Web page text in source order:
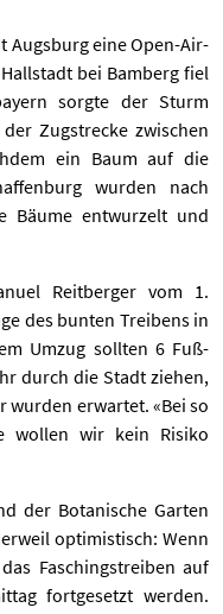
Augsburg eine Open-Air-
bei Bamberg fiel
sorgte der Sturm
Zugstrecke zwischen
ein Baum auf die
wurden nach
Bäume entwurzelt und
Reitberger vom 1.
des bunten Treibens in
Umzug sollten 6 Fuß-
durch die Stadt ziehen,
wurden erwartet. «Bei so
wollen wir kein Risiko
der Botanische Garten
optimistisch: Wenn
Faschingstreiben auf
fortgesetzt werden.